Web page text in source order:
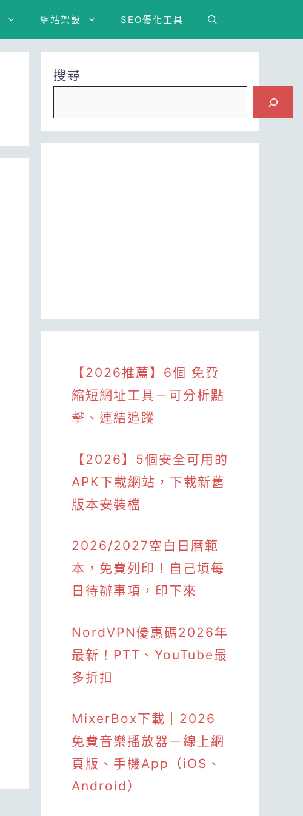
網站架設 SEO優化工具
搜尋
【2026推薦】6個 免費
縮短網址工具－可分析點
擊、連結追蹤
【2026】5個安全可用的
APK下載網站，下載新舊
版本安裝檔
2026/2027空白日曆範
本，免費列印！自己填每
日待辦事項，印下來
NordVPN優惠碼2026年
最新！PTT、YouTube最
多折扣
MixerBox下載｜2026
免費音樂播放器－線上網
頁版、手機App（iOS、
Android）